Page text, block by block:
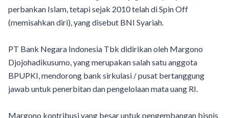
perbankan Islam, tetapi sejak 2010 telah di Spin Off
(memisahkan diri), yang disebut BNI Syariah.
PT Bank Negara Indonesia Tbk didirikan oleh Margono
Djojohadikusumo, yang merupakan salah satu anggota
BPUPKI, mendorong bank sirkulasi / pusat bertanggung
jawab untuk penerbitan dan pengelolaan mata uang RI.
Margono kontribusi yang besar untuk pengembangan bisnis